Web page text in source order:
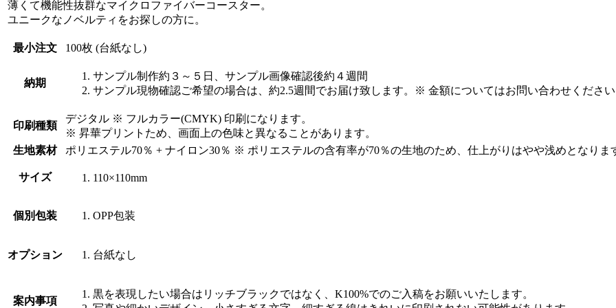
薄くて機能性抜群なマイクロファイバーコースター。
ユニークなノベルティをお探しの方に。
最小注文 100枚 (台紙なし)
納期
サンプル制作約３～５日、サンプル画像確認後約４週間
サンプル現物確認ご希望の場合は、約2.5週間でお届け致します。
※ 金額についてはお問い合わせください
印刷種類
デジタル ※ フルカラー(CMYK) 印刷になります。
※ 昇華プリントため、画面上の色味と異なることがあります。
生地素材
ポリエステル70％ + ナイロン30％ ※ ポリエステルの含有率が70％の生地のため、仕上がりはやや浅めとなりま
サイズ 110×110mm
個別包装 OPP包装
オプション 台紙なし
案内事項
黒を表現したい場合はリッチブラックではなく、K100%でのご入稿をお願いいたします。